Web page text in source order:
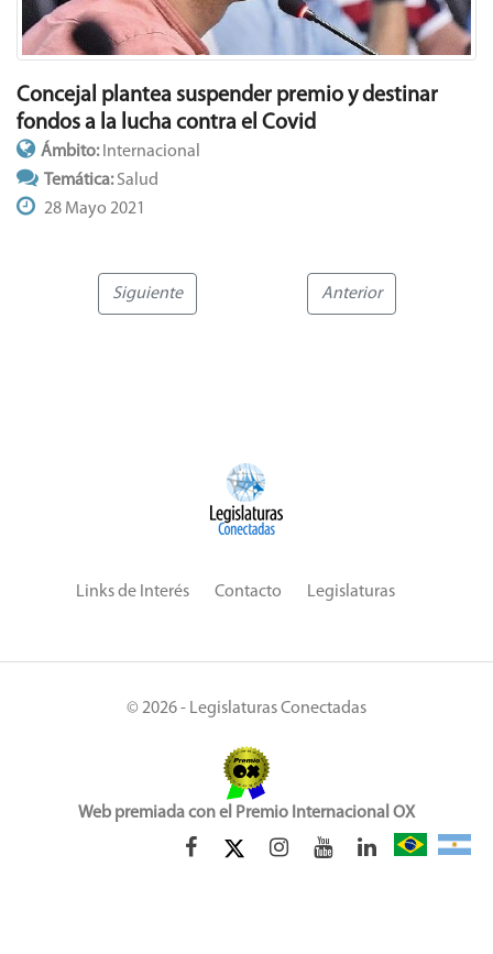
Concejal plantea suspender premio y destinar
fondos a la lucha contra el Covid
Ámbito: Internacional
Temática:Salud
28 Mayo 2021
Siguiente Anterior
Links de Interés Contacto Legislaturas
© 2026 - Legislaturas Conectadas
Web premiada con el Premio Internacional OX